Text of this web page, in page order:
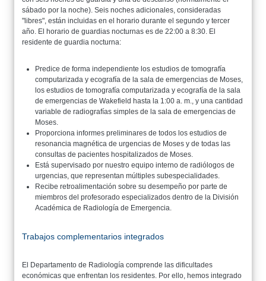
sábado por la noche). Seis noches adicionales, consideradas
"libres", están incluidas en el horario durante el segundo y tercer
año. El horario de guardias nocturnas es de 22:00 a 8:30. El
residente de guardia nocturna:
Predice de forma independiente los estudios de tomografía
computarizada y ecografía de la sala de emergencias de Moses,
los estudios de tomografía computarizada y ecografía de la sala
de emergencias de Wakefield hasta la 1:00 a. m., y una cantidad
variable de radiografías simples de la sala de emergencias de
Moses.
Proporciona informes preliminares de todos los estudios de
resonancia magnética de urgencias de Moses y de todas las
consultas de pacientes hospitalizados de Moses.
Está supervisado por nuestro equipo interno de radiólogos de
urgencias, que representan múltiples subespecialidades.
Recibe retroalimentación sobre su desempeño por parte de
miembros del profesorado especializados dentro de la División
Académica de Radiología de Emergencia.
Trabajos complementarios integrados
El Departamento de Radiología comprende las dificultades
económicas que enfrentan los residentes. Por ello, hemos integrado